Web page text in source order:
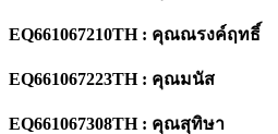
EQ661067210TH : คุณณรงค์ฤทธิ์
EQ661067223TH : คุณมนัส
EQ661067308TH : คุณสุทิษา